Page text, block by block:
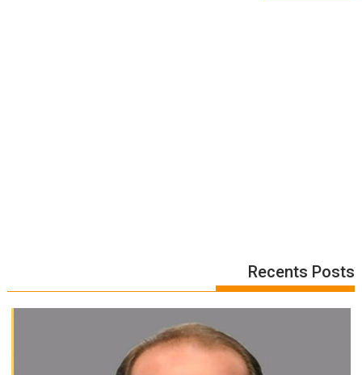
Recents Posts